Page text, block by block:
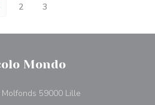
2 3
Mondo
59000 Lille